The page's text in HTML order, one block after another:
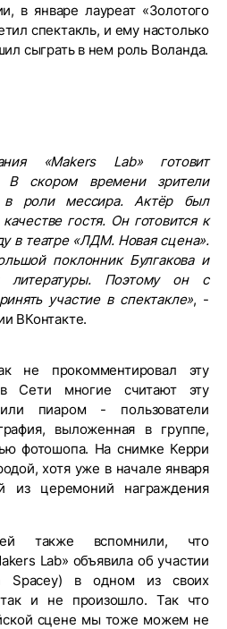
в январе лауреат «Золотого
спектакль, и ему настолько
сыграть в нем роль Воланда.
«Makers Lab» готовит
В скором времени зрители
роли мессира. Актёр был
гостя. Он готовится к
в театре «ЛДМ. Новая сцена».
поклонник Булгакова и
литературы. Поэтому он с
участие в спектакле», -
ВКонтакте.
не прокомментировал эту
Сети многие считают эту
пиаром - пользователи
выложенная в группе,
фотошопа. На снимке Керри
хотя уже в начале января
из церемоний награждения
также вспомнили, что
Lab» объявила об участии
Spacey) в одном из своих
и не произошло. Так что
сцене мы тоже можем не